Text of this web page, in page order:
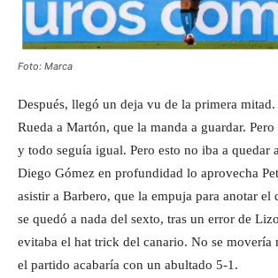
Foto: Marca
Después, llegó un deja vu de la primera mitad.
Rueda a Martón, que la manda a guardar.
y todo seguía igual. Pero esto no iba a quedar
Diego Gómez en profundidad lo aprovecha
asistir a Barbero, que la empuja para anotar el
se quedó a nada del sexto, tras un error de
evitaba el hat trick del canario. No se movería
el partido acabaría con un abultado 5-1.